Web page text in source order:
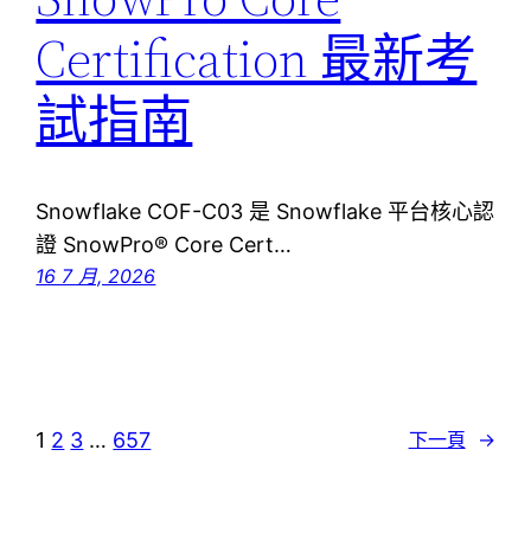
Certification 最新考
試指南
Snowflake COF-C03 是 Snowflake 平台核心認
證 SnowPro® Core Cert…
16 7 月, 2026
1 2 3 … 657 下一頁 →